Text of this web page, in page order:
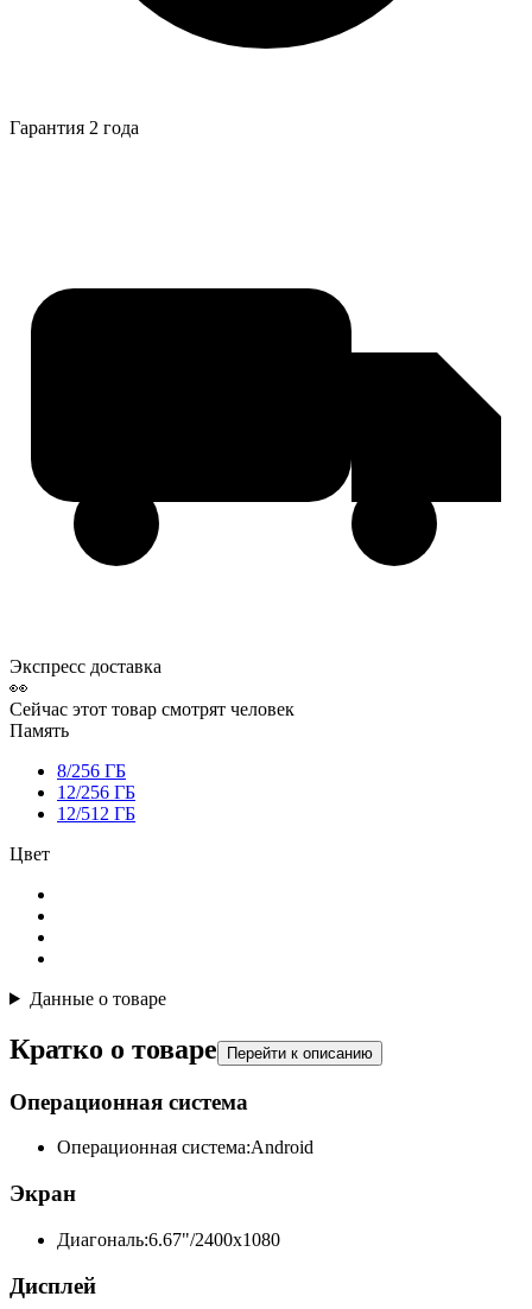
Гарантия 2 года
Экспресс доставка
👀
Сейчас этот товар смотрят человек
Память
8/256 ГБ
12/256 ГБ
12/512 ГБ
Цвет
Данные о товаре
Кратко о товаре Перейти к описанию
Операционная система
Операционная система:Android
Экран
Диагональ:6.67"/2400x1080
Дисплей